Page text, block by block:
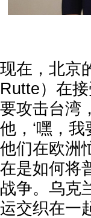
现在，北京
Rutte）在
要攻击台湾
他，‘嘿，
他们在欧洲
在是如何将
战争。乌克
运交织在一